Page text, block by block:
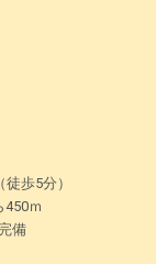
歩5分）
ｍ
備